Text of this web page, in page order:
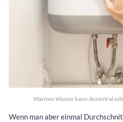
Warmes Wasser kann dezentral
Wenn man aber einmal